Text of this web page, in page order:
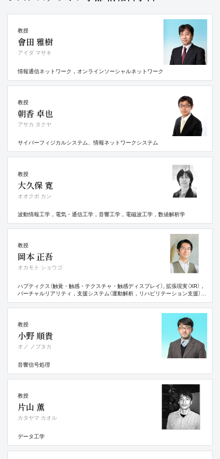
教授
會田 雅樹
アイダ マサキ
情報通信ネットワーク，オンラインソーシャルネットワーク
教授
朝香 卓也
アサカ タクヤ
サイバーフィジカルシステム、情報ネットワークシステム
教授
大久保 寛
オオクボ カン
波動情報工学，電気・通信工学，音響工学，電磁波工学，数値解析学
教授
岡本 正吾
オカモト ショウゴ
ハプティクス（触覚・触感・テクスチャ・触感ディスプレイ）, 拡張現実（XR），
バーチャルリアリティ，支援システム（運動解析，リハビリテーション支援）,
学（官能評価とデータサイエンス）
教授
小野 順貴
オノ ノブタカ
音響信号処理
教授
片山 薫
カタヤマ カオル
データ工学